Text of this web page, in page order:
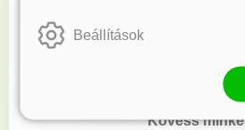
Kövess
Beállítások